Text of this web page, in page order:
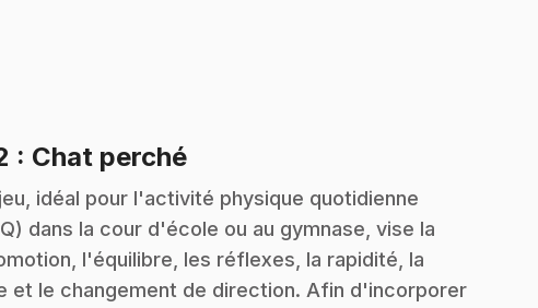
: Chat perché.
idéal pour l'activité physique quotidienne
dans la cour d'école ou au gymnase, vise la
l'équilibre, les réflexes, la rapidité, la
et le changement de direction. Afin d'incorporer